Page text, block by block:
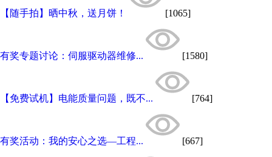
【随手拍】晒中秋，送月饼！ [1065]
有奖专题讨论：伺服驱动器维修... [1580]
【免费试机】电能质量问题，既不... [764]
有奖活动：我的安心之选—工程... [667]